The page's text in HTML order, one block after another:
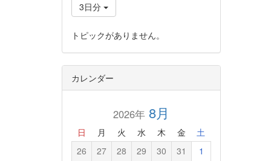
3日分
トピックがありません。
カレンダー
2026年8月
日 月 火 水 木 金 土
26 27 28 29 30 31 1